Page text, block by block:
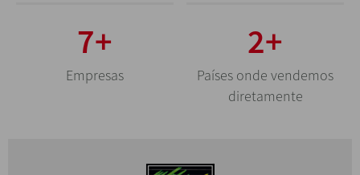
29+
Empresas
10+
Países onde vendemos
diretamente